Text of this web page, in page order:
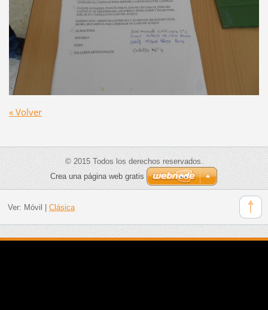
« Volver
© 2015 Todos los derechos reservados.
Crea una página web gratis
Ver: Móvil Clásica